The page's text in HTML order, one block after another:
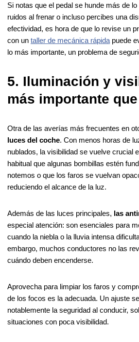
Si notas que el pedal se hunde más de
ruidos al frenar o incluso percibes una
efectividad, es hora de que lo revise un
con un taller de mecánica rápida puede
lo más importante, un problema de
5. Iluminación y
más importante
Otra de las averías más frecuentes en
luces del coche. Con menos horas de
nublados, la visibilidad se vuelve crucial
habitual que algunas bombillas estén
notemos o que los faros se vuelvan
reduciendo el alcance de la luz.
Además de las luces principales, las
especial atención: son esenciales para
cuando la niebla o la lluvia intensa
embargo, muchos conductores no las
cuándo deben encenderse.
Aprovecha para limpiar los faros y
de los focos es la adecuada. Un ajuste
notablemente la seguridad al conducir,
situaciones con poca visibilidad.